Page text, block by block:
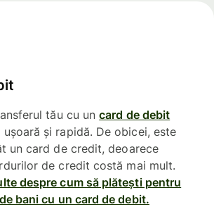
tău cu uncard de debit
și rapidă. De obicei, este
un card de credit, deoarece
de credit costă mai mult.
despre cum să plătești pentru
bani cu un card de debit.